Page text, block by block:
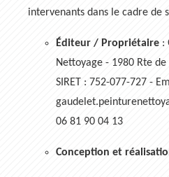
intervenants dans le cadre de
Éditeur / Propriétaire :
Nettoyage - 1980 Rte
SIRET : 752-077-727 -
06 81 90 04 13
Conception et